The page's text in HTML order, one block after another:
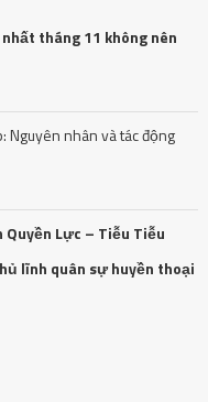
tháng 11 không nên
Nguyên nhân và tác động
Quyền Lực – Tiễu Tiễu
lĩnh quân sự huyền thoại